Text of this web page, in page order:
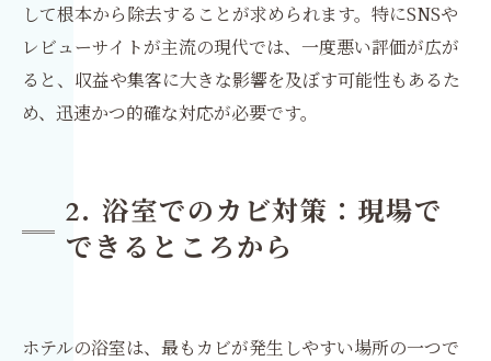
して根本から除去することが求められます。特にSNSや
レビューサイトが主流の現代では、一度悪い評価が広が
ると、収益や集客に大きな影響を及ぼす可能性もあるた
め、迅速かつ的確な対応が必要です。
2. 浴室でのカビ対策：現場で
できるところから
ホテルの浴室は、最もカビが発生しやすい場所の一つで